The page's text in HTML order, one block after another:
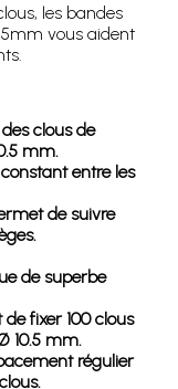
les bandes
vous aident
clous de
mm.
entre les
de suivre
de superbe
fixer 100 clous
10.5 mm.
régulier